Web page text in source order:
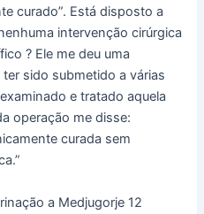
curado”. Está disposto a
intervenção cirúrgica
? Ele me deu uma
sido submetido a várias
e tratado aquela
operação me disse:
curada sem
a Medjugorje 12